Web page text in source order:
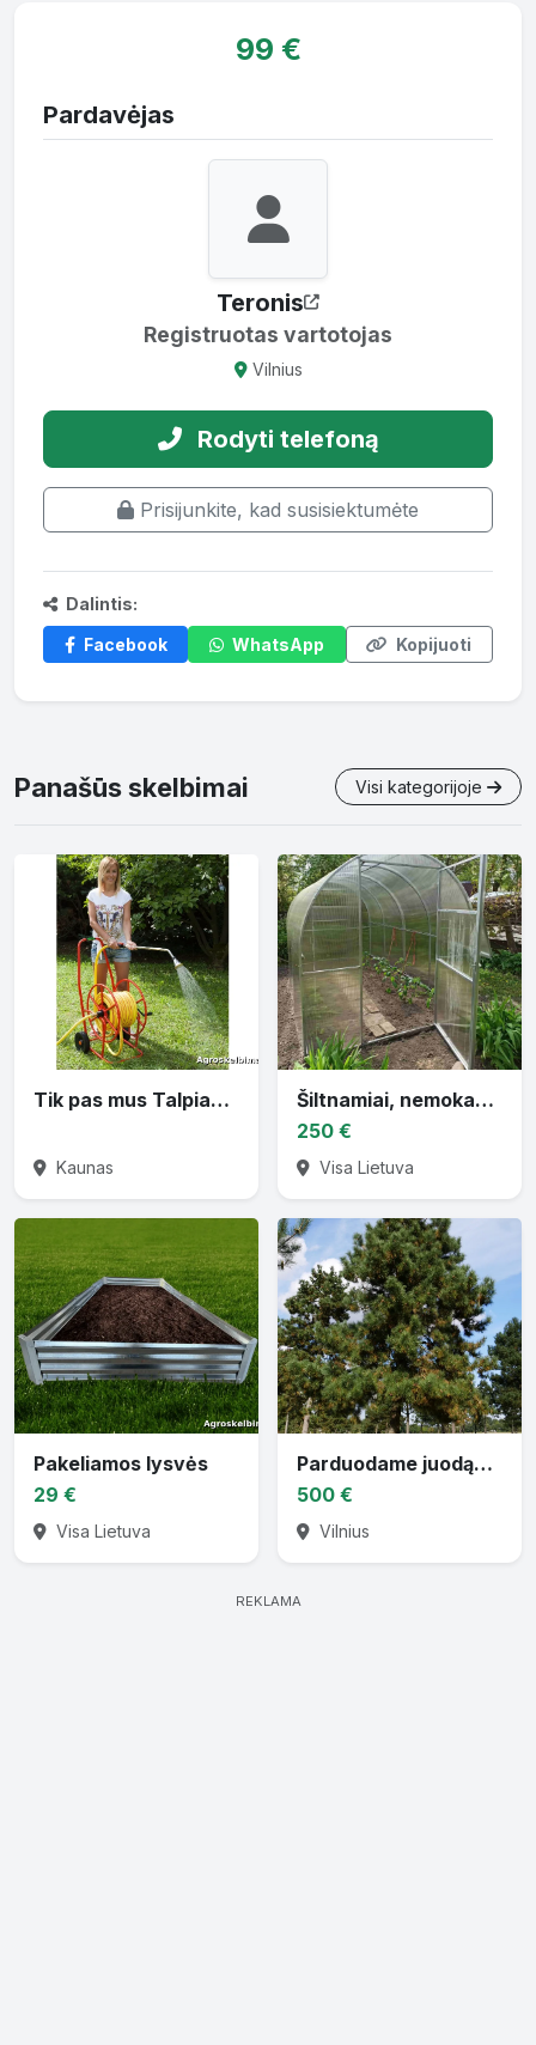
99 €
Pardavėjas
Teronis
Registruotas vartotojas
Vilnius
Rodyti telefoną
Prisijunkite, kad susisiektumėte
Dalintis:
Facebook
WhatsApp Kopijuoti
Panašūs skelbimai Visi kategorijoje
Tik pas mus Talpiausios ritės vandens žarnai
Kaunas
Šiltnamiai, nemokamai pristatom
250 €
Visa Lietuva
Pakeliamos lysvės
29 €
Visa Lietuva
Parduodame juodąsias pušis
500 €
Vilnius
REKLAMA